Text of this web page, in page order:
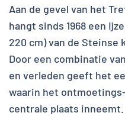
Aan de gevel van het
hangt sinds 1968 een
220 cm) van de Steinse
Door een combinatie
en verleden geeft het
waarin het
centrale plaats inneemt.